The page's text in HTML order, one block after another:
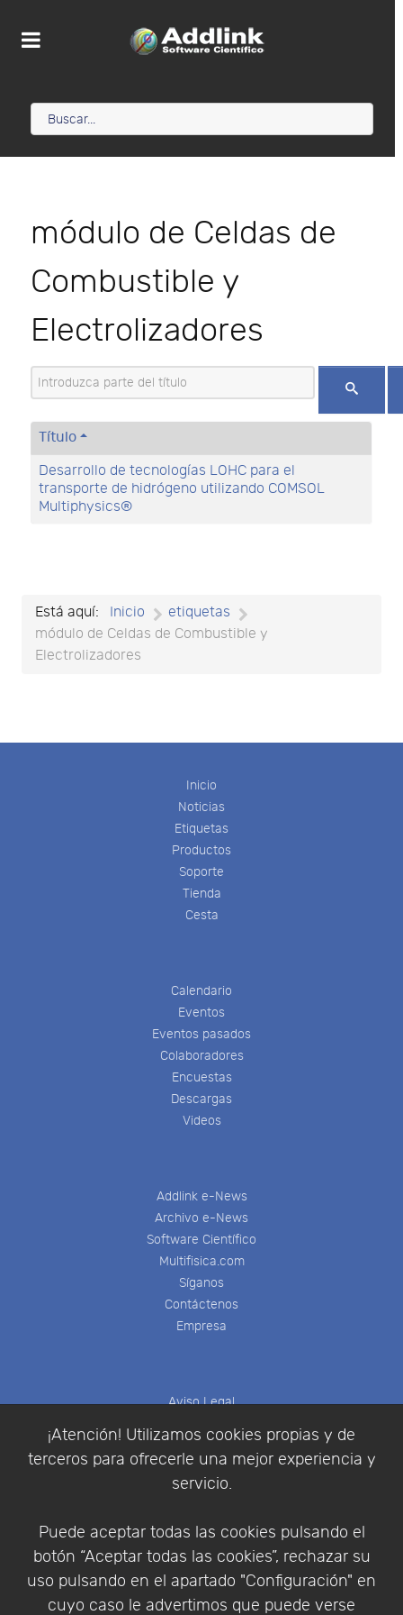
¡Atención! Utilizamos cookies propias y de
terceros para ofrecerle una mejor experiencia y
servicio.
Puede aceptar todas las cookies pulsando el
botón “Aceptar todas las cookies”, rechazar su
uso pulsando en el apartado "Configuración" en
cuyo caso le advertimos que puede verse
módulo de Celdas de
Combustible y
Electrolizadores
Introduzca parte del título
Título
Desarrollo de tecnologías LOHC para el
transporte de hidrógeno utilizando COMSOL
Multiphysics®
Está aquí: Inicio
etiquetas
módulo de Celdas de Combustible y
Electrolizadores
Inicio
Noticias
Etiquetas
Productos
Soporte
Tienda
Cesta
Calendario
Eventos
Eventos pasados
Colaboradores
Encuestas
Descargas
Videos
Addlink e-News
Archivo e-News
Software Científico
Multifisica.com
Síganos
Contáctenos
Empresa
Aviso Legal
Política de Privacidad
Condiciones de compra
Identificarse